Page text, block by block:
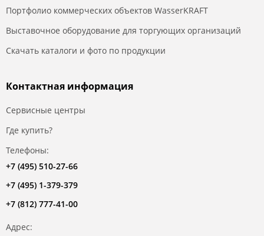
Портфолио коммерческих объектов WasserKRAFT
Выставочное оборудование для торгующих организаций
Скачать каталоги и фото по продукции
Контактная информация
Сервисные центры
Где купить?
Телефоны:
+7 (495) 510-27-66
+7 (495) 1-379-379
+7 (812) 777-41-00
Адрес: